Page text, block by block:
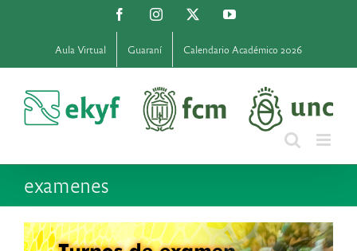
FacebookInstagram YouTube
Aula Virtual Guaraní Calendario Académico 2026
examenes